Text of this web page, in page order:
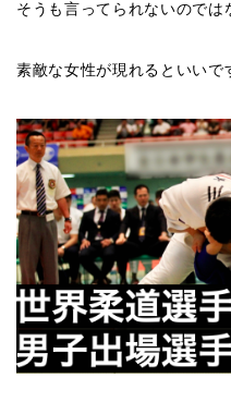
そうも言ってられないのでは
素敵な女性が現れるといいで